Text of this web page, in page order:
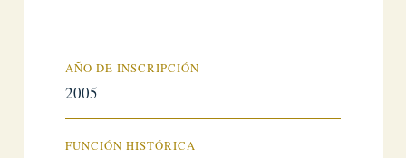
AÑO DE INSCRIPCIÓN
2005
FUNCIÓN HISTÓRICA